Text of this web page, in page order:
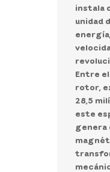
instala
unidad
Entre
rotor,
28,5
este
genera